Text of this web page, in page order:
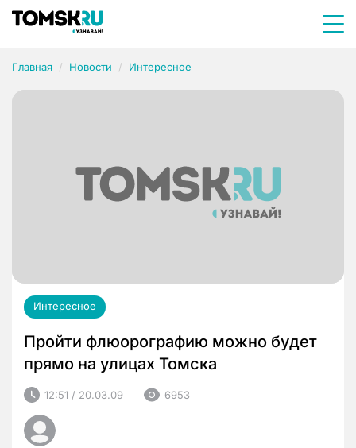
Главная Новости Интересное
Интересное
Пройти флюорографию можно будет
прямо на улицах Томска
12:51 / 20.03.09 6953